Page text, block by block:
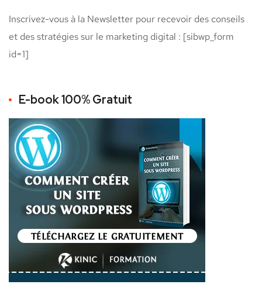
Inscrivez-vous à la Newsletter pour recevoir des conseils
et des stratégies sur le marketing digital : [sibwp_form
id=1]
E-book 100% Gratuit